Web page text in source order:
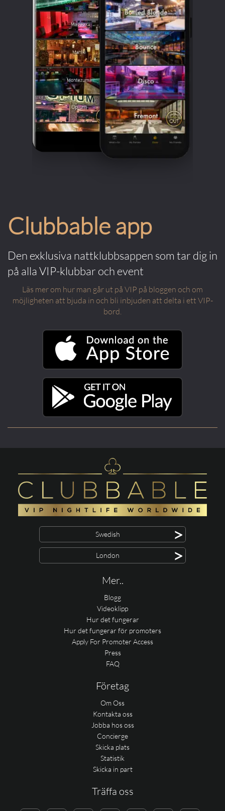
Clubbable app
Den exklusiva nattklubbsappen som tar dig in
på alla VIP-klubbar och event
Läs mer om hur man går ut på VIP på bloggen och om
möjligheten att bjuda in och bli inbjuden att delta i ett VIP-
bord.
Swedish >
London >
Mer..
Blogg
Videoklipp
Hur det fungerar
Hur det fungerar för promoters
Apply For Promoter Access
Press
FAQ
Företag
Om Oss
Kontakta oss
Jobba hos oss
Concierge
Skicka plats
Statistik
Skicka in part
Träffa oss